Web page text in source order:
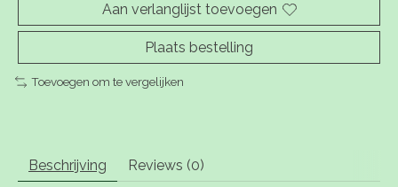
Aan verlanglijst toevoegen
Plaats bestelling
Toevoegen om te vergelijken
Beschrijving Reviews (0)